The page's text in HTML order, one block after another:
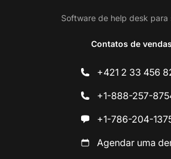
Software de help desk para
Contatos de vendas
+421 2 33 456
+1-888-257-
+1-786-204-
Agendar uma